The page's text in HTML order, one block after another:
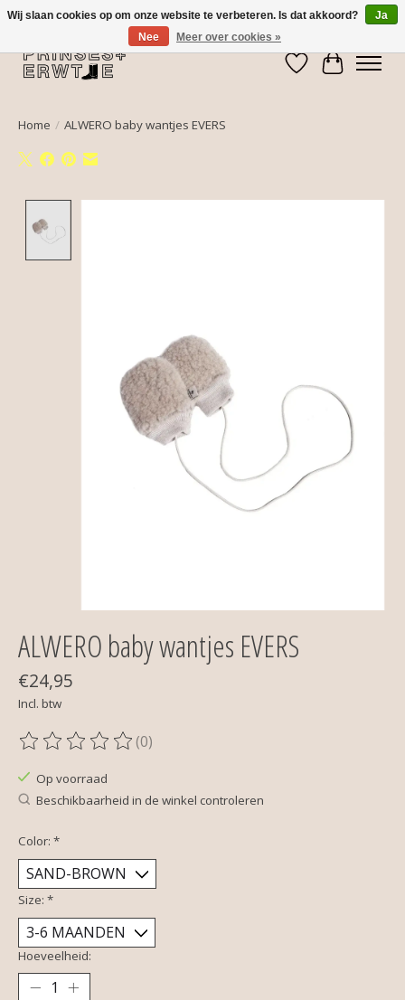
Verlanglijst
Home / ALWERO baby wantjes EVERS
ALWERO baby wantjes EVERS
€24,95
Incl. btw
De beoordeling van dit product is
(0)
Op voorraad
Beschikbaarheid in de winkel controleren
Color: *
Size: *
Hoeveelheid:
Wij slaan cookies op om onze website te verbeteren. Is dat akkoord?
Ja
Nee
Meer over cookies »